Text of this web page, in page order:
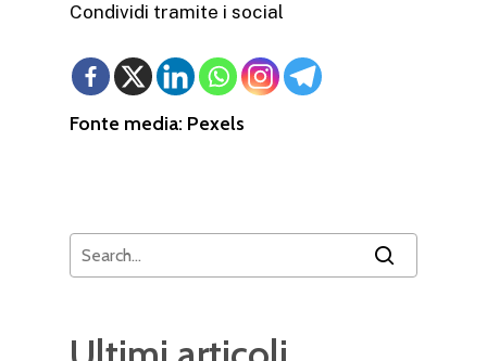
Condividi tramite i social
Fonte media: Pexels